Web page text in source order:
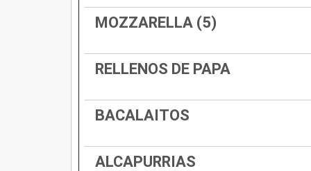
MOZZARELLA (5)
RELLENOS DE PAPA
BACALAITOS
ALCAPURRIAS